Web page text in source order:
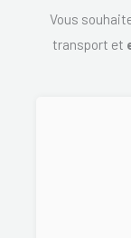
Vous
transport et